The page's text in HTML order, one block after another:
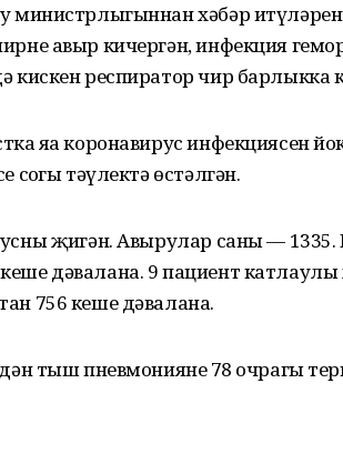
министрлыгыннан хәбәр
авыр кичергән, инфекция
кискен респиратор чир барлыкка
яңа коронавирус инфекциясен
соңгы тәүлектә өстәлгән.
җиңгән. Авырулар саны — 1335.
дәвалана. 9 пациент
756 кеше дәвалана.
тыш пневмониянең 78 очрагы